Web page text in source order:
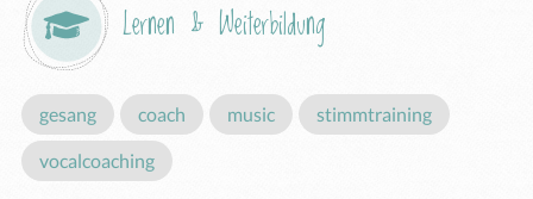
Lernen & Weiterbildung
gesang coach music stimmtraining
vocalcoaching